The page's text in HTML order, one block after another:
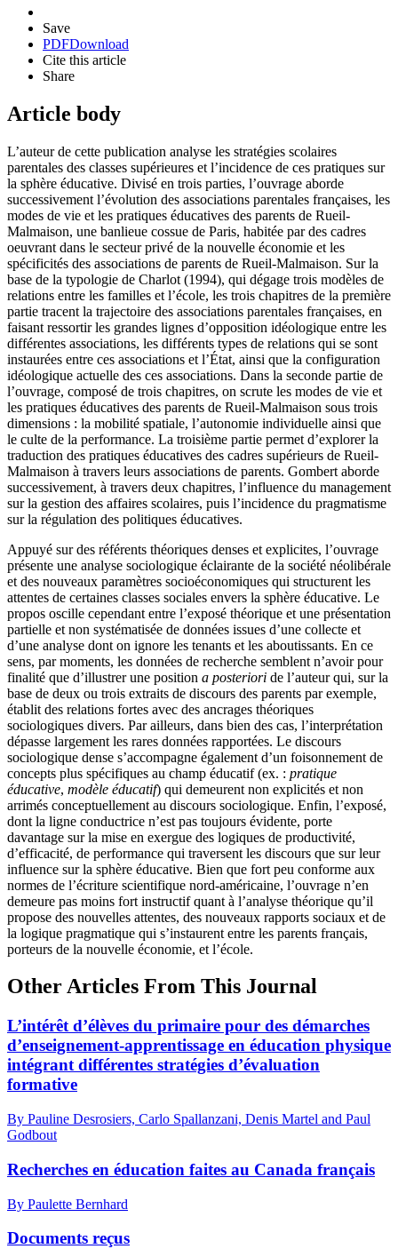
Save
PDFDownload
Cite this article
Share
Article body
L’auteur de cette publication analyse les stratégies scolaires
parentales des classes supérieures et l’incidence de ces pratiques sur
la sphère éducative. Divisé en trois parties, l’ouvrage aborde
successivement l’évolution des associations parentales françaises, les
modes de vie et les pratiques éducatives des parents de Rueil-
Malmaison, une banlieue cossue de Paris, habitée par des cadres
oeuvrant dans le secteur privé de la nouvelle économie et les
spécificités des associations de parents de Rueil-Malmaison. Sur la
base de la typologie de Charlot (1994), qui dégage trois modèles de
relations entre les familles et l’école, les trois chapitres de la première
partie tracent la trajectoire des associations parentales françaises, en
faisant ressortir les grandes lignes d’opposition idéologique entre les
différentes associations, les différents types de relations qui se sont
instaurées entre ces associations et l’État, ainsi que la configuration
idéologique actuelle des ces associations. Dans la seconde partie de
l’ouvrage, composé de trois chapitres, on scrute les modes de vie et
les pratiques éducatives des parents de Rueil-Malmaison sous trois
dimensions : la mobilité spatiale, l’autonomie individuelle ainsi que
le culte de la performance. La troisième partie permet d’explorer la
traduction des pratiques éducatives des cadres supérieurs de Rueil-
Malmaison à travers leurs associations de parents. Gombert aborde
successivement, à travers deux chapitres, l’influence du management
sur la gestion des affaires scolaires, puis l’incidence du pragmatisme
sur la régulation des politiques éducatives.
Appuyé sur des référents théoriques denses et explicites, l’ouvrage
présente une analyse sociologique éclairante de la société néolibérale
et des nouveaux paramètres socioéconomiques qui structurent les
attentes de certaines classes sociales envers la sphère éducative. Le
propos oscille cependant entre l’exposé théorique et une présentation
partielle et non systématisée de données issues d’une collecte et
d’une analyse dont on ignore les tenants et les aboutissants. En ce
sens, par moments, les données de recherche semblent n’avoir pour
finalité que d’illustrer une position a posteriori de l’auteur qui, sur la
base de deux ou trois extraits de discours des parents par exemple,
établit des relations fortes avec des ancrages théoriques
sociologiques divers. Par ailleurs, dans bien des cas, l’interprétation
dépasse largement les rares données rapportées. Le discours
sociologique dense s’accompagne également d’un foisonnement de
concepts plus spécifiques au champ éducatif (ex. : pratique
éducative, modèle éducatif) qui demeurent non explicités et non
arrimés conceptuellement au discours sociologique. Enfin, l’exposé,
dont la ligne conductrice n’est pas toujours évidente, porte
davantage sur la mise en exergue des logiques de productivité,
d’efficacité, de performance qui traversent les discours que sur leur
influence sur la sphère éducative. Bien que fort peu conforme aux
normes de l’écriture scientifique nord-américaine, l’ouvrage n’en
demeure pas moins fort instructif quant à l’analyse théorique qu’il
propose des nouvelles attentes, des nouveaux rapports sociaux et de
la logique pragmatique qui s’instaurent entre les parents français,
porteurs de la nouvelle économie, et l’école.
Other Articles From This Journal
L’intérêt d’élèves du primaire pour des démarches
d’enseignement-apprentissage en éducation physique
intégrant différentes stratégies d’évaluation
formative
By Pauline Desrosiers, Carlo Spallanzani, Denis Martel and Paul
Godbout
Recherches en éducation faites au Canada français
By Paulette Bernhard
Documents reçus